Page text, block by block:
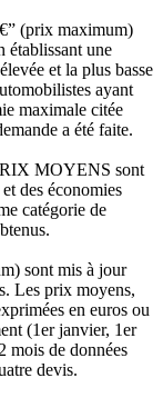
(prix maximum)
établissant une
et la plus basse
ayant
maximale citée
a été faite.
MOYENS sont
des économies
catégorie de
sont mis à jour
Les prix moyens,
en euros ou
(1er janvier, 1er
mois de données
devis.